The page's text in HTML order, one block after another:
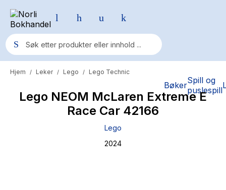
BøkerSpill og
puslespill
Populære søk
Pokemon
Fury Bound - Sable Sorensen
Hjem / Leker / Lego / Lego Technic
Lego NEOM McLaren Extreme E
Race Car 42166
Lego
2024